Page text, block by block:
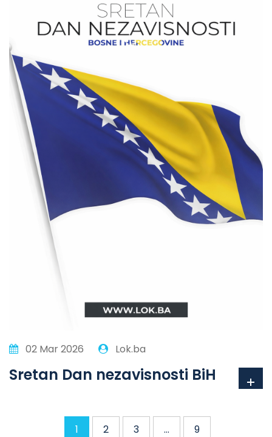
02 Mar 2026 Lok.ba
Sretan Dan nezavisnosti BiH
1 2 3 … 9